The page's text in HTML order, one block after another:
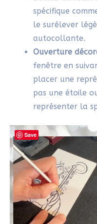
Saint-Nicolas
rappeler son
Le doré ou ocre
pour sa crosse,
friandises et
Astuces :
Tiens le
carte
Laisse des
lumière et
Ne t’inquiète
elles font partie
Une fois l’aquarelle